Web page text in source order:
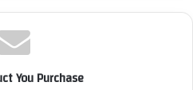
You Purchase